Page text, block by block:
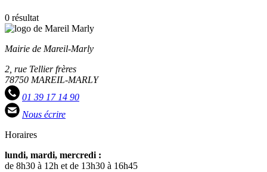
0 résultat
Mairie de Mareil-Marly
2, rue Tellier frères
78750 MAREIL-MARLY
01 39 17 14 90
Nous écrire
Horaires
lundi, mardi, mercredi :
de 8h30 à 12h et de 13h30 à 16h45